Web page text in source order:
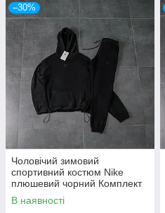
–30%
Чоловічий зимовий
спортивний костюм Nike
плюшевий чорний Комплект
Найк з капюшонон
В наявності